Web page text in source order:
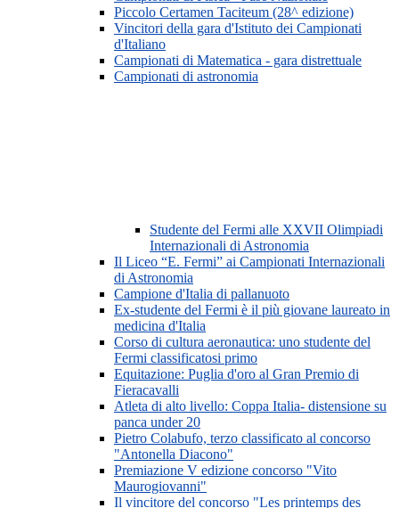
Piccolo Certamen Taciteum (28^ edizione)
Vincitori della gara d'Istituto dei Campionati
d'Italiano
Campionati di Matematica - gara distrettuale
Campionati di astronomia
Studente del Fermi alle XXVII Olimpiadi
Internazionali di Astronomia
Il Liceo “E. Fermi” ai Campionati Internazionali
di Astronomia
Campione d'Italia di pallanuoto
Ex-studente del Fermi è il più giovane laureato in
medicina d'Italia
Corso di cultura aeronautica: uno studente del
Fermi classificatosi primo
Equitazione: Puglia d'oro al Gran Premio di
Fieracavalli
Atleta di alto livello: Coppa Italia- distensione su
panca under 20
Pietro Colabufo, terzo classificato al concorso
"Antonella Diacono"
Premiazione V edizione concorso "Vito
Maurogiovanni"
Il vincitore del concorso "Les printemps des